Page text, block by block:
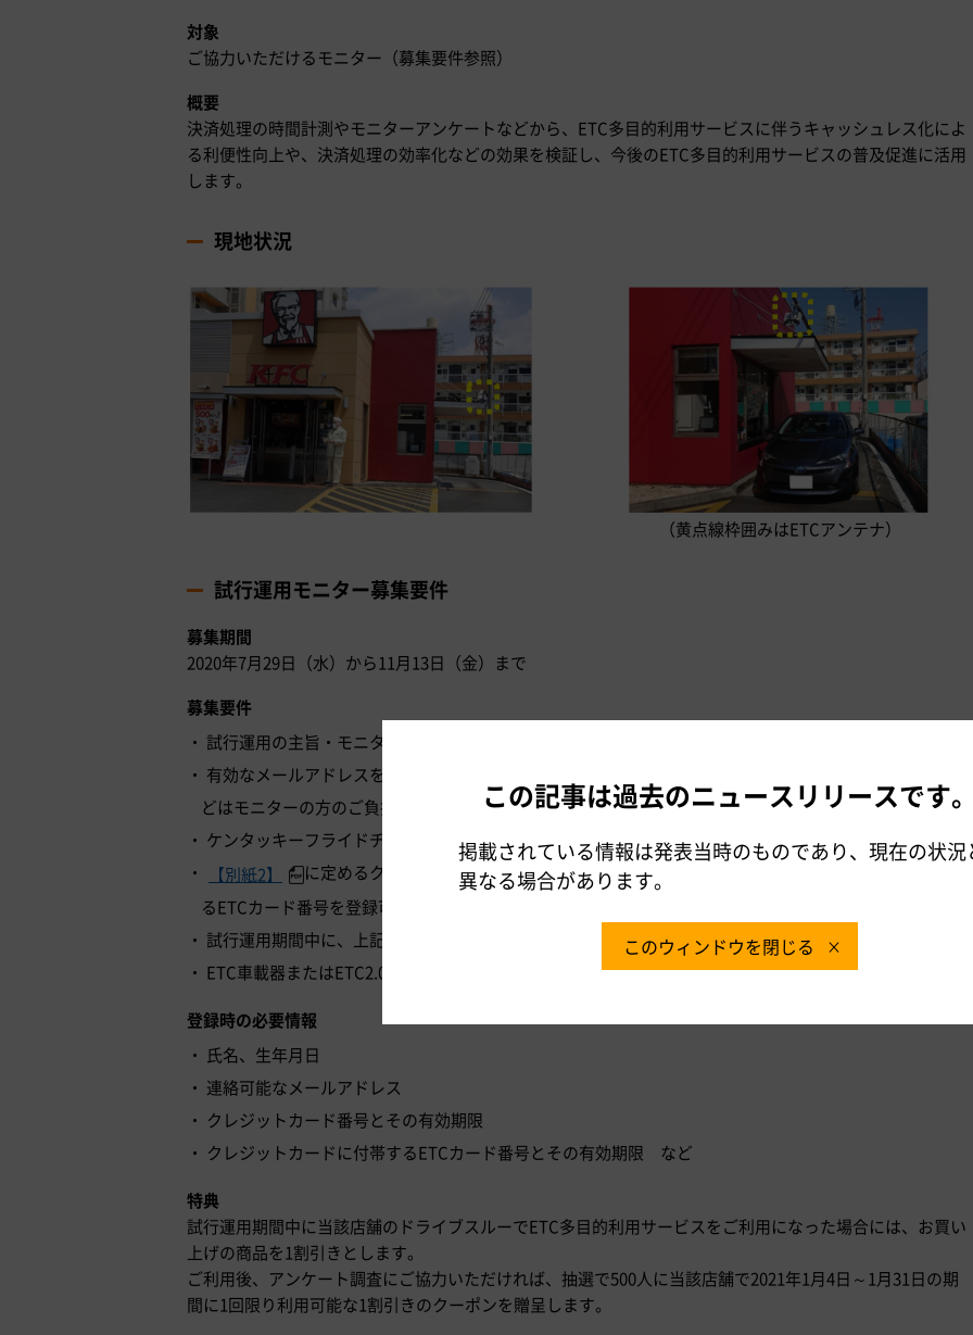
対象
ご協力いただけるモニター（募集要件参照）
概要
決済処理の時間計測やモニターアンケートなどから、ETC多目的利用サービスに伴うキャッシュレス化によ
る利便性向上や、決済処理の効率化などの効果を検証し、今後のETC多目的利用サービスの普及促進に活用
します。
現地状況
（黄点線枠囲みはETCアンテナ）
試行運用モニター募集要件
募集期間
2020年7月29日（水）から11月13日（金）まで
募集要件
試行運用の主旨・モニター会員規約に同意し、試行運用へご協力いただける方
有効なメールアドレスを保有し、インターネット経由で後日アンケートにご協力いただける方 (通信費な
どはモニターの方のご負担となります)
ケンタッキーフライドチキン 相模原中央店のドライブスルーをご利用可能な方
【別紙2】
に定めるクレジットカードを所持または新しくご入会のうえ、クレジットカードに付帯す
るETCカード番号を登録可能な方
試行運用期間中に、上記のETCカードをご使用いただける方
ETC車載器またはETC2.0対応型の車載器を搭載している車両を所有または利用可能な方
登録時の必要情報
氏名、生年月日
連絡可能なメールアドレス
クレジットカード番号とその有効期限
クレジットカードに付帯するETCカード番号とその有効期限 など
特典
試行運用期間中に当該店舗のドライブスルーでETC多目的利用サービスをご利用になった場合には、お買い
上げの商品を1割引きとします。
ご利用後、アンケート調査にご協力いただければ、抽選で500人に当該店舗で2021年1月4日～1月31日の期
間に1回限り利用可能な1割引きのクーポンを贈呈します。
この記事は過去のニュースリリースです
掲載されている情報は発表当時のものであり、現在の状況
異なる場合があります。
このウィンドウを閉じる